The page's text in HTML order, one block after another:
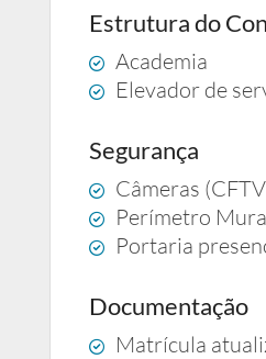
Estrutura do
Academia
Elevador de
Segurança
Câmeras
Perímetro
Portaria
Documentação
Matrícula